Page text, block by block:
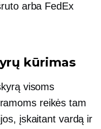
arba FedEx
kūrimas
visoms
reikės tam
įskaitant vardą ir